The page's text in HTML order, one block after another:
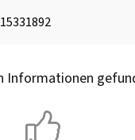
15331892
Informationen